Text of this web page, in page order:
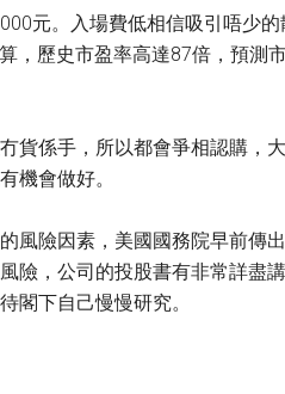
元。入場費低相信吸引唔少
，歷史市盈率高達87倍，預測
貨係手，所以都會爭相認購，
機會做好。
風險因素，美國國務院早前傳
險，公司的投股書有非常詳盡
閣下自己慢慢研究。